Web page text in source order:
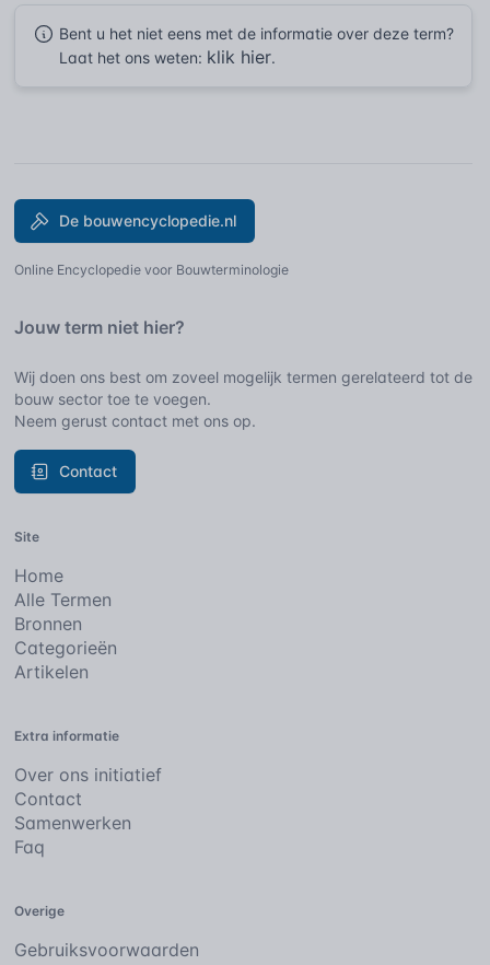
Bent u het niet eens met de informatie over deze term?
Laat het ons weten: klik hier.
De bouwencyclopedie.nl
Online Encyclopedie voor Bouwterminologie
Jouw term niet hier?
Wij doen ons best om zoveel mogelijk termen gerelateerd tot de
bouw sector toe te voegen.
Neem gerust contact met ons op.
Contact
Site
Home
Alle Termen
Bronnen
Categorieën
Artikelen
Extra informatie
Over ons initiatief
Contact
Samenwerken
Faq
Overige
Gebruiksvoorwaarden